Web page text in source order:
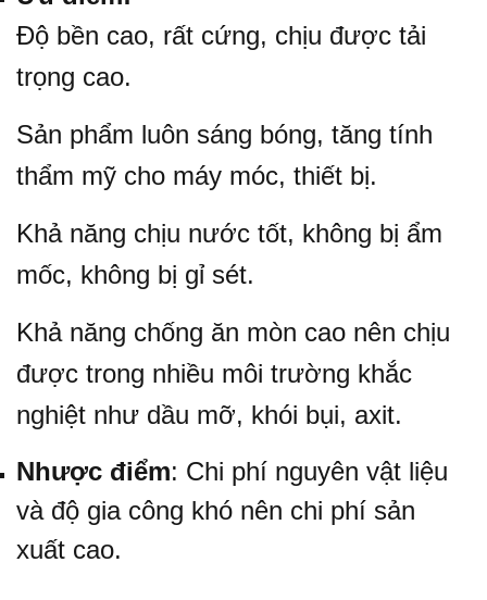
Độ bền cao, rất cứng, chịu được tải
trọng cao.
Sản phẩm luôn sáng bóng, tăng tính
thẩm mỹ cho máy móc, thiết bị.
Khả năng chịu nước tốt, không bị ẩm
mốc, không bị gỉ sét.
Khả năng chống ăn mòn cao nên chịu
được trong nhiều môi trường khắc
nghiệt như dầu mỡ, khói bụi, axit.
Nhược điểm: Chi phí nguyên vật liệu
và độ gia công khó nên chi phí sản
xuất cao.